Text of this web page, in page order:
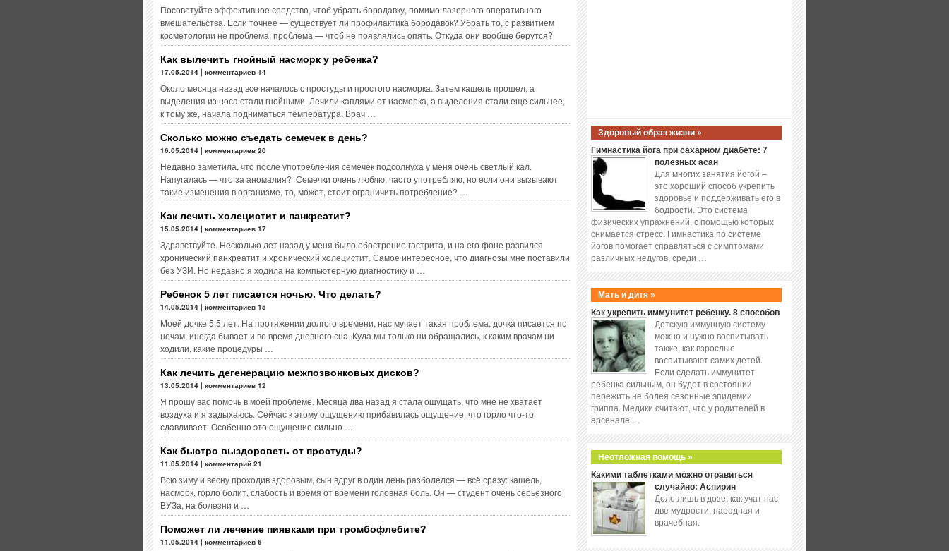
Посоветуйте эффективное средство, чтоб убрать бородавку, помимо лазерного оперативного
вмешательства. Если точнее — существует ли профилактика бородавок? Убрать то, с развитием
косметологии не проблема, проблема — чтоб не появлялись опять. Откуда они вообще берутся?
Как вылечить гнойный насморк у ребенка?
17.05.2014 | комментариев 14
Около месяца назад все началось с простуды и простого насморка. Затем кашель прошел, а
выделения из носа стали гнойными. Лечили каплями от насморка, а выделения стали еще сильнее,
к тому же, начала подниматься температура. Врач …
Сколько можно съедать семечек в день?
16.05.2014 | комментариев 20
Недавно заметила, что после употребления семечек подсолнуха у меня очень светлый кал.
Напугалась — что за аномалия? Семечки очень люблю, часто употребляю, но если они вызывают
такие изменения в организме, то, может, стоит ограничить потребление? …
Как лечить холецистит и панкреатит?
15.05.2014 | комментариев 17
Здравствуйте. Несколько лет назад у меня было обострение гастрита, и на его фоне развился
хронический панкреатит и хронический холецистит. Самое интересное, что диагнозы мне поставили
без УЗИ. Но недавно я ходила на компьютерную диагностику и …
Ребенок 5 лет писается ночью. Что делать?
14.05.2014 | комментариев 15
Моей дочке 5,5 лет. На протяжении долгого времени, нас мучает такая проблема, дочка писается по
ночам, иногда бывает и во время дневного сна. Куда мы только ни обращались, к каким врачам ни
ходили, какие процедуры …
Как лечить дегенерацию межпозвонковых дисков?
13.05.2014 | комментариев 12
Я прошу вас помочь в моей проблеме. Месяца два назад я стала ощущать, что мне не хватает
воздуха и я задыхаюсь. Сейчас к этому ощущению прибавилась ощущение, что горло что-то
сдавливает. Особенно это ощущение сильно …
Как быстро выздороветь от простуды?
11.05.2014 | комментарий 21
Всю зиму и весну проходив здоровым, сын вдруг в один день разболелся — всё сразу: кашель,
насморк, горло болит, слабость и время от времени головная боль. Он — студент очень серьёзного
ВУЗа, на болезни и …
Поможет ли лечение пиявками при тромбофлебите?
11.05.2014 | комментариев 6
Здоровый образ жизни »
Гимнастика йога при сахарном диабете: 7
полезных асан
Для многих занятия йогой –
это хороший способ укрепить
здоровье и поддерживать его в
бодрости. Это система
физических упражнений, с помощью которых
снимается стресс. Гимнастика по системе
йогов помогает справляться с симптомами
различных недугов, среди …
Мать и дитя »
Как укрепить иммунитет ребенку. 8 способов
Детскую иммунную систему
можно и нужно воспитывать
также, как взрослые
воспитывают самих детей.
Если сделать иммунитет
ребенка сильным, он будет в состоянии
пережить не болея сезонные эпидемии
гриппа. Медики считают, что у родителей в
арсенале …
Неотложная помощь »
Какими таблетками можно отравиться
случайно: Аспирин
Дело лишь в дозе, как учат нас
две мудрости, народная и
врачебная.